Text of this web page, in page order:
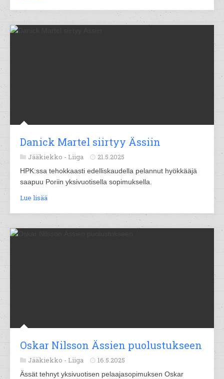
Danick Martel siirtyy Ässiin
Jääkiekko - Liiga 21.5.2025
HPK:ssa tehokkaasti edelliskaudella pelannut hyökkääjä
saapuu Poriin yksivuotisella sopimuksella.
Lue lisää
Oskar Nilsson Ässien puolustukseen
Jääkiekko - Liiga 16.5.2025
Ässät tehnyt yksivuotisen pelaajasopimuksen Oskar